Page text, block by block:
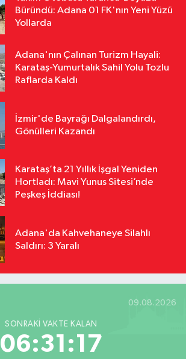
18:10Kar Maskeleriyle Araç Soyan
Büründü: Adana 01 FK'nın Yeni Yüzü
Yollarda
Adana'nın Çalınan Turizm Hayali:
Karataş-Yumurtalık Sahil Yolu Tozlu
Raflarda Kaldı
İzmir'de Bayrağı Dalgalandırdı,
Gönülleri Kazandı
Karataş’ta 21 Yıllık İşgal Yeniden
Hortladı: Mavi Yunus Sitesi’nde
Peşkeş İddiası!
Adana'da Kahvehaneye Silahlı
Saldırı: 3 Yaralı
09.08.2026
SONRAKI VAKTE KALAN
06:31:17